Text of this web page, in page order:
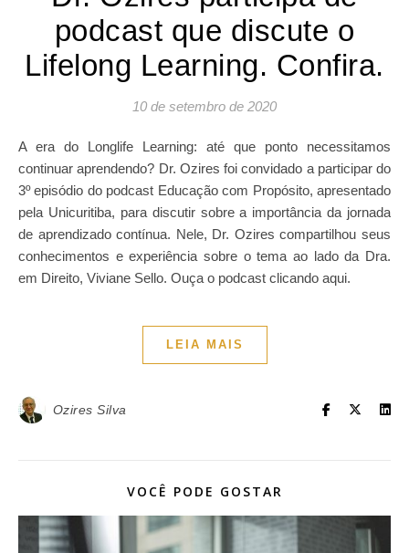
podcast que discute o
Lifelong Learning. Confira.
10 de setembro de 2020
A era do Longlife Learning: até que ponto necessitamos
continuar aprendendo? Dr. Ozires foi convidado a participar do
3º episódio do podcast Educação com Propósito, apresentado
pela Unicuritiba, para discutir sobre a importância da jornada
de aprendizado contínua. Nele, Dr. Ozires compartilhou seus
conhecimentos e experiência sobre o tema ao lado da Dra.
em Direito, Viviane Sello. Ouça o podcast clicando aqui.
LEIA MAIS
Ozires Silva
VOCÊ PODE GOSTAR